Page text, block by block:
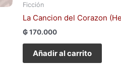
Ficción
La Cancion del Corazon
₲170.000
Añadir al carrito